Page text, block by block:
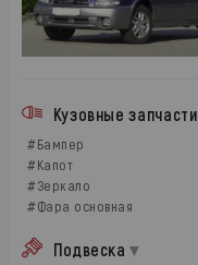
Кузовные запчасти
#Бампер
#Капот
#Зеркало
#Фара основная
Подвеска